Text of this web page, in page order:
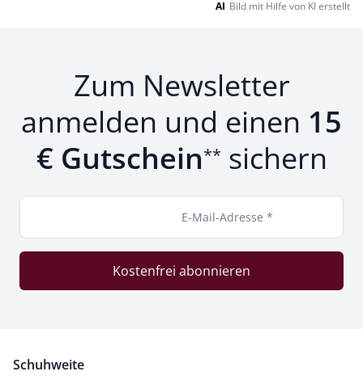
AI Bild mit Hilfe von KI erstellt
Zum Newsletter
anmelden und einen 15
€ Gutschein** sichern
E-Mail-Adresse *
Kostenfrei abonnieren
Schuhweite